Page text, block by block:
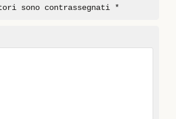
sono contrassegnati *